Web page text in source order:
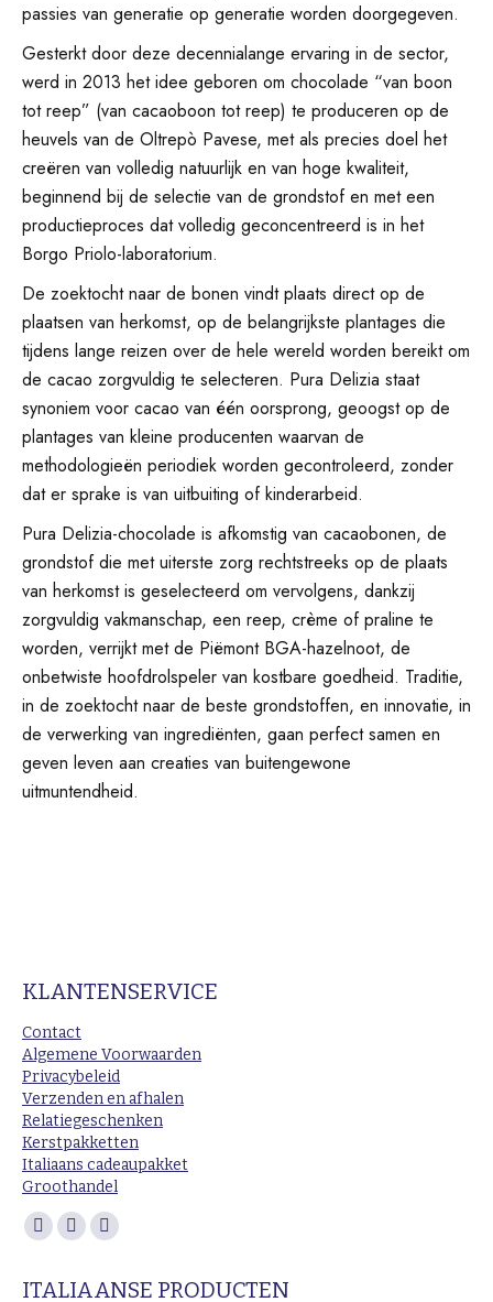
passies van generatie op generatie worden doorgegeven.
Gesterkt door deze decennialange ervaring in de sector,
werd in 2013 het idee geboren om chocolade “van boon
tot reep” (van cacaoboon tot reep) te produceren op de
heuvels van de Oltrepò Pavese, met als precies doel het
creëren van volledig natuurlijk en van hoge kwaliteit,
beginnend bij de selectie van de grondstof en met een
productieproces dat volledig geconcentreerd is in het
Borgo Priolo-laboratorium.
De zoektocht naar de bonen vindt plaats direct op de
plaatsen van herkomst, op de belangrijkste plantages die
tijdens lange reizen over de hele wereld worden bereikt om
de cacao zorgvuldig te selecteren. Pura Delizia staat
synoniem voor cacao van één oorsprong, geoogst op de
plantages van kleine producenten waarvan de
methodologieën periodiek worden gecontroleerd, zonder
dat er sprake is van uitbuiting of kinderarbeid.
Pura Delizia-chocolade is afkomstig van cacaobonen, de
grondstof die met uiterste zorg rechtstreeks op de plaats
van herkomst is geselecteerd om vervolgens, dankzij
zorgvuldig vakmanschap, een reep, crème of praline te
worden, verrijkt met de Piëmont BGA-hazelnoot, de
onbetwiste hoofdrolspeler van kostbare goedheid. Traditie,
in de zoektocht naar de beste grondstoffen, en innovatie, in
de verwerking van ingrediënten, gaan perfect samen en
geven leven aan creaties van buitengewone
uitmuntendheid.
KLANTENSERVICE
Contact
Algemene Voorwaarden
Privacybeleid
Verzenden en afhalen
Relatiegeschenken
Kerstpakketten
Italiaans cadeaupakket
Groothandel
Vind ons op:
Facebook
opens
Instagram
opens
Mail
opens
ITALIAANSE PRODUCTEN